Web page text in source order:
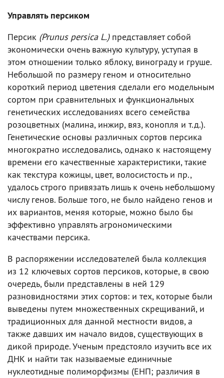
Управлять персиком
Персик (Prunus persica L.)представляет собой
экономически очень важную культуру, уступая в
этом отношении только яблоку, винограду и груше.
Небольшой по размеру геном и относительно
короткий период цветения сделали его модельным
сортом при сравнительных и функциональных
генетических исследованиях всего семейства
розоцветных (малина, инжир, вяз, конопля и т.д.).
Генетические основы различных сортов персика
многократно исследовались, однако к настоящему
времени его качественные характеристики, такие
как текстура кожицы, цвет, волосистость и пр.,
удалось строго привязать лишь к очень небольшому
числу генов. Больше того, не было найдено генов и
их вариантов, меняя которые, можно было бы
эффективно управлять агрономическими
качествами персика.
В распоряжении исследователей была коллекция
из 12 ключевых сортов персиков, которые, в свою
очередь, были представлены в ней 129
разновидностями этих сортов: и тех, которые были
выведены путем множественных скрещиваний, и
традиционных для данной местности видов, а
также давших им начало видов, существующих в
дикой природе. Ученым предстояло изучить все их
ДНК и найти так называемые единичные
нуклеотидные полиморфизмы (ЕНП; различия в